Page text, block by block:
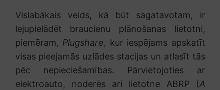
Vislabākais veids, kā būt sagatavotam, ir
lejupielādēt braucienu plānošanas lietotni,
piemēram, Plugshare, kur iespējams apskatīt
visas pieejamās uzlādes stacijas un atlasīt tās
pēc nepieciešamības. Pārvietojoties ar
elektroauto, noderēs arī lietotne ABRP (A